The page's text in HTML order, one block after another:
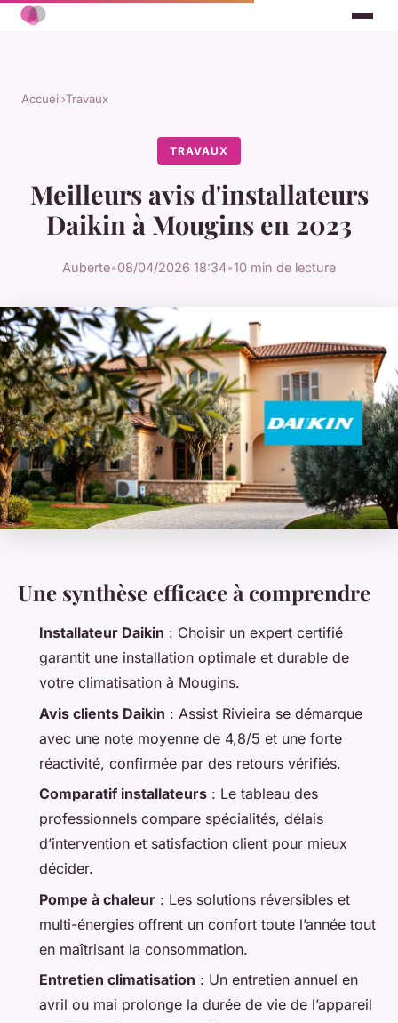
Accueil›Travaux
TRAVAUX
Meilleurs avis d'installateurs
Daikin à Mougins en 2023
Auberte•08/04/2026 18:34•10 min de lecture
Une synthèse efficace à comprendre
Installateur Daikin : Choisir un expert certifié
garantit une installation optimale et durable de
votre climatisation à Mougins.
Avis clients Daikin : Assist Rivieira se démarque
avec une note moyenne de 4,8/5 et une forte
réactivité, confirmée par des retours vérifiés.
Comparatif installateurs : Le tableau des
professionnels compare spécialités, délais
d’intervention et satisfaction client pour mieux
décider.
Pompe à chaleur : Les solutions réversibles et
multi-énergies offrent un confort toute l’année tout
en maîtrisant la consommation.
Entretien climatisation : Un entretien annuel en
avril ou mai prolonge la durée de vie de l’appareil